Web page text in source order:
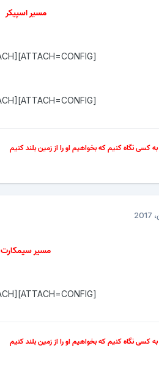
مسیر اسپیکر
[ATTACH=CONFIG]1226[/ATTACH]
[ATTACH=CONFIG]1227[/ATTACH]
به کسی نگاه کنیم که بخواهیم او را از زمین بلند کنیم
مسیر سیمکارت
[ATTACH=CONFIG]1228[/ATTACH]
به کسی نگاه کنیم که بخواهیم او را از زمین بلند کنیم